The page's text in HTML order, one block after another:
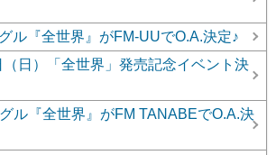
ル『全世界』がFM-UUでO.A.決定♪
（日）「全世界」発売記念イベント決
グル『全世界』がFM TANABEでO.A.決